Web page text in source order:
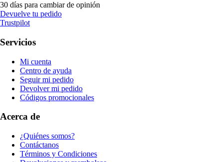
30 días para cambiar de opinión
Devuelve tu pedido
Trustpilot
Servicios
Mi cuenta
Centro de ayuda
Seguir mi pedido
Devolver mi pedido
Códigos promocionales
Acerca de
¿Quiénes somos?
Contáctanos
Términos y Condiciones